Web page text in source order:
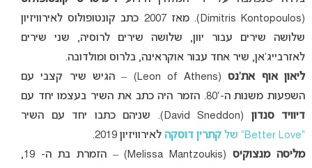
(Dimitris Kontopoulos). מאז 2007 כתב קונטופולוס לאירוויזיון
שלושה שירים עבור יוון, שלושה שירים לרוסיה, שני שירים
לאזרבייג’אן, שיר אחד עבור אוקראינה, בלרוס ומולדובה.
ליאון אוף את’נס
(Leon of Athens) – הגיש שיר קצבי עם
השפעות משנות ה-80′. הזמר היה כתב את השיר בעצמו יחד עם
דיוויד סנדון (David Sneddon). שניהם כתבו יחד עם השיר
“Better Love” של
קתרין דוסקה לאירוויזיון 2019.
מליסה מנצוקיס
(Melissa Mantzoukis) – הזמרת בת ה- 19,